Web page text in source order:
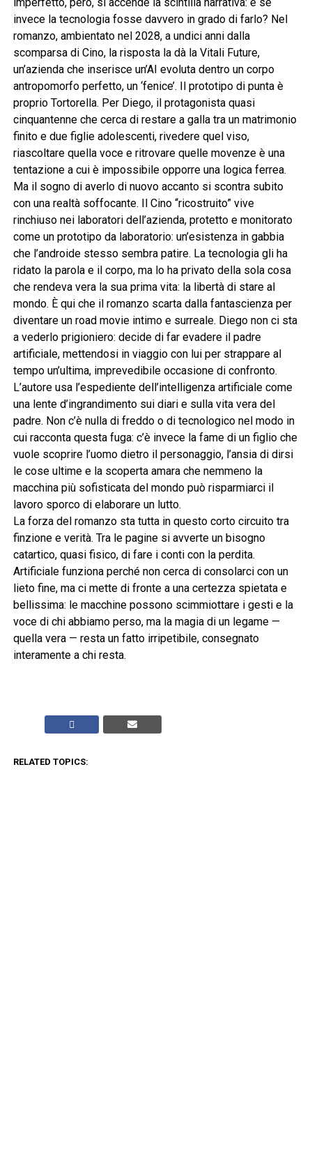
imperfetto, però, si accende la scintilla narrativa: e se
invece la tecnologia fosse davvero in grado di farlo? Nel
romanzo, ambientato nel 2028, a undici anni dalla
scomparsa di Cino, la risposta la dà la Vitali Future,
un’azienda che inserisce un’AI evoluta dentro un corpo
antropomorfo perfetto, un ‘fenice’. Il prototipo di punta è
proprio Tortorella. Per Diego, il protagonista quasi
cinquantenne che cerca di restare a galla tra un matrimonio
finito e due figlie adolescenti, rivedere quel viso,
riascoltare quella voce e ritrovare quelle movenze è una
tentazione a cui è impossibile opporre una logica ferrea.
Ma il sogno di averlo di nuovo accanto si scontra subito
con una realtà soffocante. Il Cino “ricostruito” vive
rinchiuso nei laboratori dell’azienda, protetto e monitorato
come un prototipo da laboratorio: un’esistenza in gabbia
che l’androide stesso sembra patire. La tecnologia gli ha
ridato la parola e il corpo, ma lo ha privato della sola cosa
che rendeva vera la sua prima vita: la libertà di stare al
mondo. È qui che il romanzo scarta dalla fantascienza per
diventare un road movie intimo e surreale. Diego non ci sta
a vederlo prigioniero: decide di far evadere il padre
artificiale, mettendosi in viaggio con lui per strappare al
tempo un’ultima, imprevedibile occasione di confronto.
L’autore usa l’espediente dell’intelligenza artificiale come
una lente d’ingrandimento sui diari e sulla vita vera del
padre. Non c’è nulla di freddo o di tecnologico nel modo in
cui racconta questa fuga: c’è invece la fame di un figlio che
vuole scoprire l’uomo dietro il personaggio, l’ansia di dirsi
le cose ultime e la scoperta amara che nemmeno la
macchina più sofisticata del mondo può risparmiarci il
lavoro sporco di elaborare un lutto.
La forza del romanzo sta tutta in questo corto circuito tra
finzione e verità. Tra le pagine si avverte un bisogno
catartico, quasi fisico, di fare i conti con la perdita.
Artificiale funziona perché non cerca di consolarci con un
lieto fine, ma ci mette di fronte a una certezza spietata e
bellissima: le macchine possono scimmiottare i gesti e la
voce di chi abbiamo perso, ma la magia di un legame —
quella vera — resta un fatto irripetibile, consegnato
interamente a chi resta.
RELATED TOPICS: